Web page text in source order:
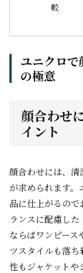
較
ユニクロ
の極意
顔合わせ
イント
顔合わせには、清
が求められます。
品に仕上がるの
ランスに配慮し
ならばワンピース
ツスタイルも落
性もジャケットや